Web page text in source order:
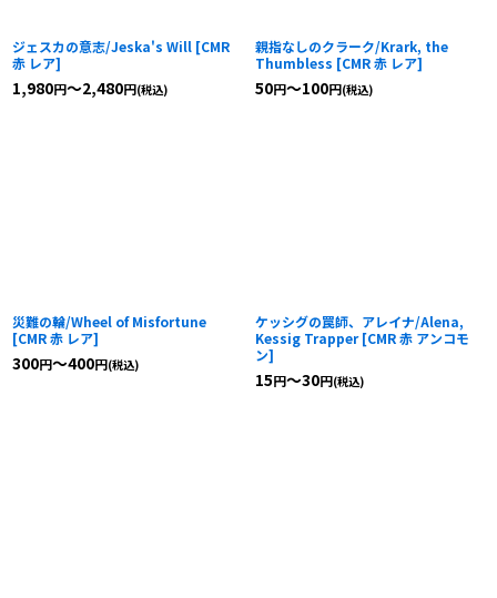
ジェスカの意志/Jeska's Will [CMR
赤 レア]
1,980円～2,480円(税込)
親指なしのクラーク/Krark, the
Thumbless [CMR 赤 レア]
50円～100円(税込)
災難の輪/Wheel of Misfortune
[CMR 赤 レア]
300円～400円(税込)
ケッシグの罠師、アレイナ/Alena,
Kessig Trapper [CMR 赤 アンコモ
ン]
15円～30円(税込)